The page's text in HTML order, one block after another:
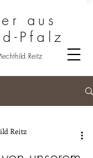
aus
Pfalz
Reitz
Reitz